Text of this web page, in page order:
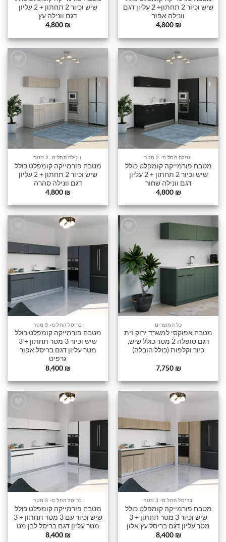
שיש וכיור 2 תחתון+ 2 עליון דגם
וונילה אפור
4,800 ₪
שיש וכיור 2 תחתון + 2 עליון
דגם וונילה עץ
4,800 ₪
וונילה החל מ- 2 מטר
מטבח פורמייקה קומפלט כולל
שיש וכיור 2 תחתון + 2 עליון
דגם וונילה שחור
4,800 ₪
וונילה החל מ- 2 מטר
מטבח פורמייקה קומפלט כולל
שיש וכיור 2 תחתון + 2 עליון
דגם וונילה סהרה
4,800 ₪
לרשימה
שלי
כל המוצרים
מטבח אפוקסי למשרד ירוק זית
דגם סופלה 2 מטר כולל שיש,
כיור וקלפות (כולל הובלה)
7,750 ₪
הוסף
שלי
בריסל החל מ- 3 מטר
מטבח פורמייקה קומפלט כולל
שיש וכיור 3 מטר תחתון + 3
מטר עליון דגם בריסל אפור
גרפיט
8,400 ₪
הוסף
שלי
בריסל החל מ- 3 מטר
מטבח פורמייקה קומפלט כולל
שיש וכיור 3 מטר תחתון + 3
מטר עליון דגם בריסל עץ אלון
8,400 ₪
הוסף
שלי
בריסל החל מ- 3 מטר
מטבח פורמייקה קומפלט כולל
שיש וכיור עם 3 מטר תחתון + 3
מטר עליון דגם בריסל לבן מט
8,400 ₪